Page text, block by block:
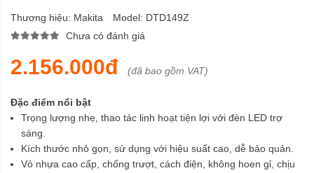
Thương hiệu: Makita Model: DTD149Z
Chưa có đánh giá
2.156.000đ (đã bao gồm VAT)
Đặc điểm nổi bật
Trọng lượng nhẹ, thao tác linh hoạt tiện lợi với đèn LED trợ
sáng.
Kích thước nhỏ gọn, sử dụng với hiệu suất cao, dễ bảo quản.
Vỏ nhựa cao cấp, chống trượt, cách điện, không hoen gỉ, chịu